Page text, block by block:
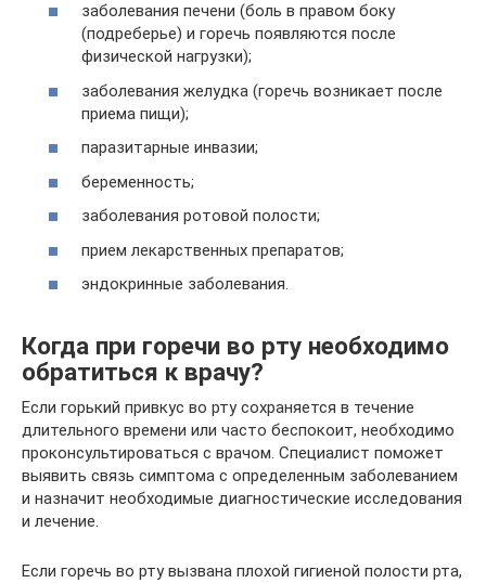
заболевания печени (боль в правом боку
(подреберье) и горечь появляются после
физической нагрузки);
заболевания желудка (горечь возникает после
приема пищи);
паразитарные инвазии;
беременность;
заболевания ротовой полости;
прием лекарственных препаратов;
эндокринные заболевания.
Когда при горечи во рту необходимо
обратиться к врачу?
Если горький привкус во рту сохраняется в течение
длительного времени или часто беспокоит, необходимо
проконсультироваться с врачом. Специалист поможет
выявить связь симптома с определенным заболеванием
и назначит необходимые диагностические исследования
и лечение.
Если горечь во рту вызвана плохой гигиеной полости рта,